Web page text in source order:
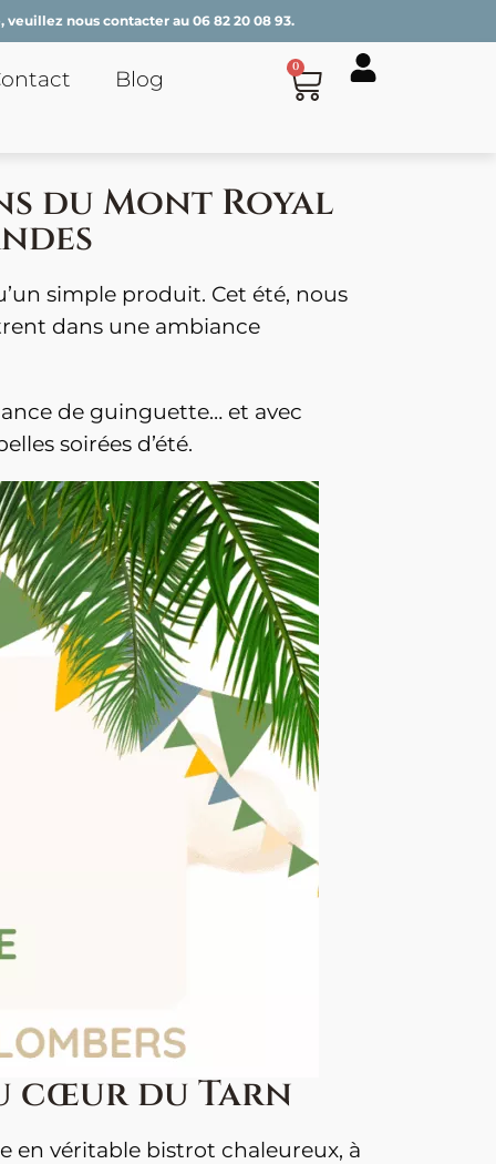
nous contacter au 06 82 20 08 93.
Blog 0
du Mont Royal
simple produit. Cet été, nous
dans une ambiance
de guinguette… et avec
soirées d’été.
cœur du Tarn
en véritable bistrot chaleureux, à